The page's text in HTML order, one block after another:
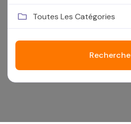
Toutes Les Catégories
Recherche